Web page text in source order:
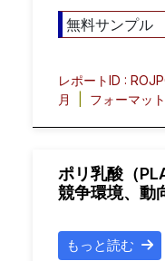
無料サンプル
レポートID :
月
フォーマッ
ポリ乳酸（
競争環境、動
もっと読む